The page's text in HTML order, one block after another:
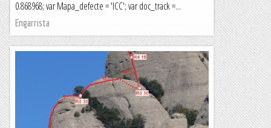
Aires de la Serra Mallorquina
0.868968; var Mapa_defecte = 'ICC'; var doc_track =...
Engarrista